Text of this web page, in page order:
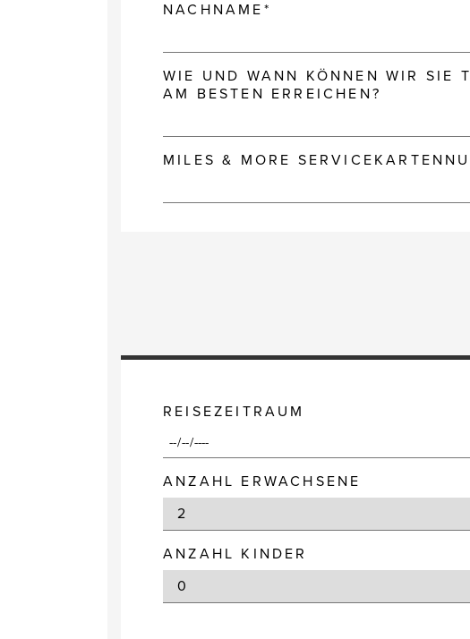
NACHNAME*
WIE UND WANN KÖNNEN WIR SIE
AM BESTEN ERREICHEN?
MILES & MORE
REISEZEITRAUM
ANZAHL ERWACHSENE
ANZAHL KINDER